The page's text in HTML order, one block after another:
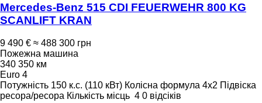
Mercedes-Benz 515 CDI FEUERWEHR 800 KG
SCANLIFT KRAN
9 490 € ≈ 488 300 грн
Пожежна машина
340 350 км
Euro 4
Потужність 150 к.с. (110 кВт) Колісна формула 4x2 Підвіска
ресора/ресора Кількість місць 4 0 відсіків